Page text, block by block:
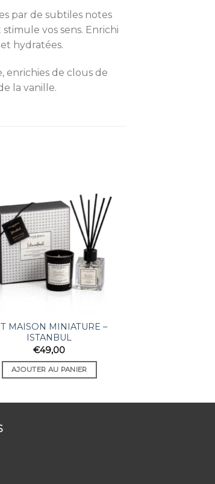
par de subtiles notes
vos sens. Enrichi
hydratées.
enrichies de clous de
la vanille.
MAISON MINIATURE –
ISTANBUL
€49,00
AJOUTER AU PANIER